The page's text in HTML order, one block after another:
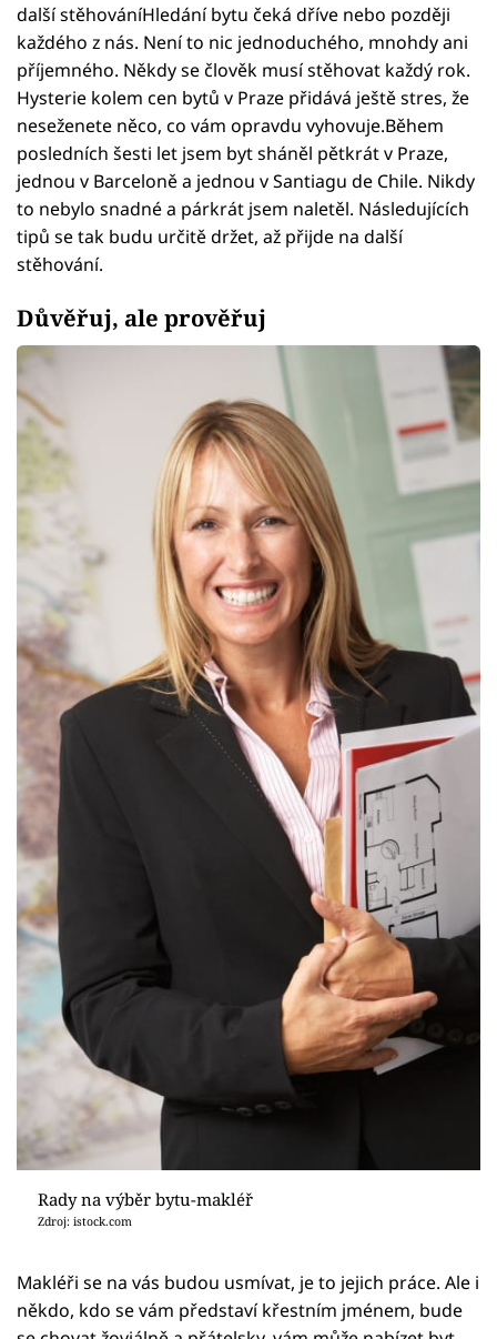
další stěhováníHledání bytu čeká dříve nebo později
každého z nás. Není to nic jednoduchého, mnohdy ani
příjemného. Někdy se člověk musí stěhovat každý rok.
Hysterie kolem cen bytů v Praze přidává ještě stres, že
neseženete něco, co vám opravdu vyhovuje.Během
posledních šesti let jsem byt sháněl pětkrát v Praze,
jednou v Barceloně a jednou v Santiagu de Chile. Nikdy
to nebylo snadné a párkrát jsem naletěl. Následujících
tipů se tak budu určitě držet, až přijde na další
stěhování.
Důvěřuj, ale prověřuj
Rady na výběr bytu-makléř
Zdroj: istock.com
Makléři se na vás budou usmívat, je to jejich práce. Ale i
někdo, kdo se vám představí křestním jménem, bude